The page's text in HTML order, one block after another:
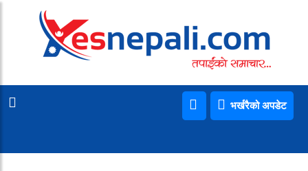
भर्खरैको अपडेट